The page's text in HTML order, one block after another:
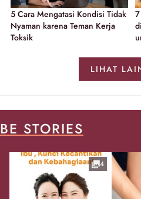
5 Cara Mengatasi Kondisi Tidak
Nyaman karena Teman Kerja
Toksik
LIHAT
BE STORIES
4